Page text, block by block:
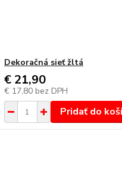
Dekoračná sieť žltá
€ 21,90
€ 17,80 bez DPH
Pridať do